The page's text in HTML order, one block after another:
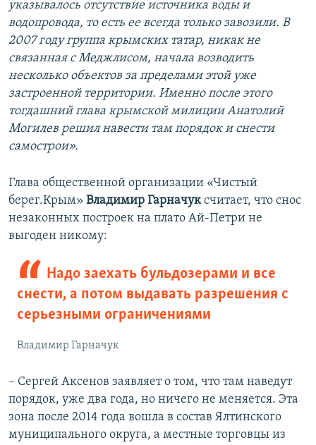
указывалось отсутствие источника воды и
водопровода, то есть ее всегда только завозили. В
2007 году группа крымских татар, никак не
связанная с Меджлисом, начала возводить
несколько объектов за пределами этой уже
застроенной территории. Именно после этого
тогдашний глава крымской милиции Анатолий
Могилев решил навести там порядок и снести
самострои».
Глава общественной организации «Чистый
берег.Крым» Владимир Гарначуксчитает, что снос
незаконных построек на плато Ай-Петри не
выгоден никому:
Надо заехать бульдозерами и все
снести, а потом выдавать разрешения с
серьезными ограничениями
Владимир Гарначук
– Сергей Аксенов заявляет о том, что там наведут
порядок, уже два года, но ничего не меняется. Эта
зона после 2014 года вошла в состав Ялтинского
муниципального округа, а местные торговцы из